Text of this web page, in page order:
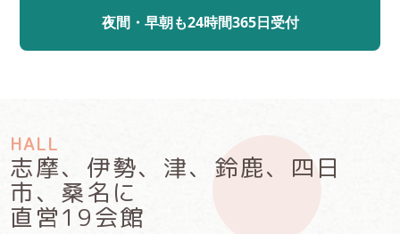
夜間・早朝も24時間365日受付
HALL
志摩、伊勢、津、鈴鹿、四日
市、桑名に
直営19会館